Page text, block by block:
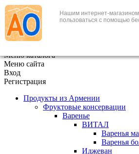
Нашим интернет-
пользоваться с помощью
+7 (495) 646-888-1
В корзине 0
Меню каталога
Меню сайта
Вход
Регистрация
Продукты из Армении
Фруктовые консервации
Варенье
ВИТАЛ
Варенья
Варенья
Иджеван